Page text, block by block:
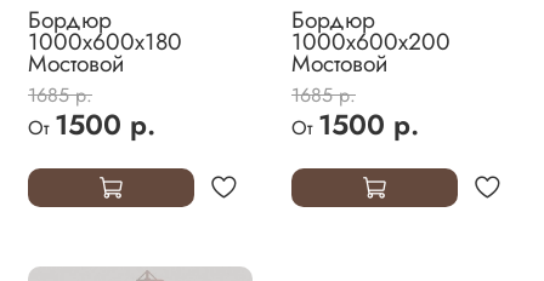
Бордюр
1000х600х180
Мостовой
1685 р.
От 1500 р.
Бордюр
1000х600х200
Мостовой
1685 р.
От 1500 р.